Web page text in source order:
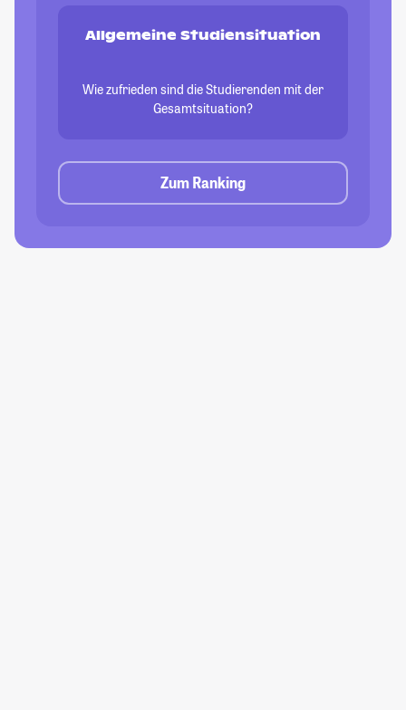
Allgemeine Studiensituation
Wie zufrieden sind die Studierenden mit der
Gesamtsituation?
Zum Ranking